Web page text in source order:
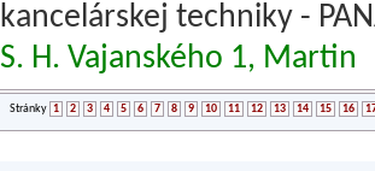
kancelárskej techniky -
S. H. Vajanského 1, Martin
Stránky 1 2 3 4 5 6 7 8 9 10 11 12 13 14 15 16